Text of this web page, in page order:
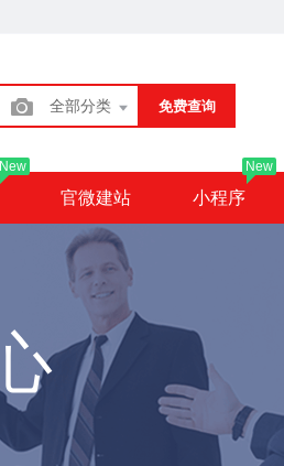
全部分类 免费查询
New
官微建站 小程序
New